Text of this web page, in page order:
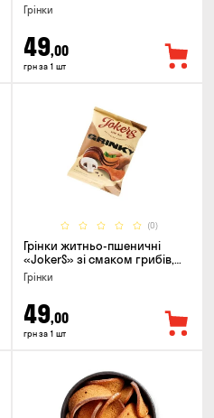
Грінки
49,00
грн за 1 шт
(0)
Грінки житньо-пшеничні
«JokerS» зі смаком грибів,
80г
Грінки
49,00
грн за 1 шт